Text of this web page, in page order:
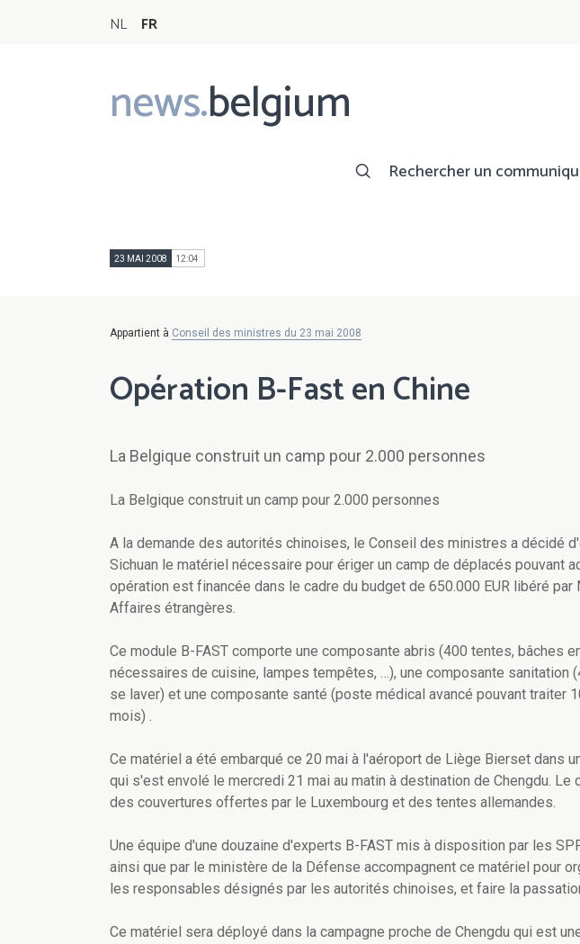
NL FR
news.belgium
Main
navigation
Rechercher un
23 MAI 2008 12:04
Appartient à Conseil des ministres du 23 mai 2008
Opération B-Fast en Chine
La Belgique construit un camp pour 2.000 personnes
La Belgique construit un camp pour 2.000 personnes
A la demande des autorités chinoises, le Conseil des ministres a décidé
Sichuan le matériel nécessaire pour ériger un camp de déplacés pouvant
opération est financée dans le cadre du budget de 650.000 EUR libéré par
Affaires étrangères.
Ce module B-FAST comporte une composante abris (400 tentes, bâches
nécessaires de cuisine, lampes tempêtes, …), une composante sanitation
se laver) et une composante santé (poste médical avancé pouvant traiter
mois) .
Ce matériel a été embarqué ce 20 mai à l'aéroport de Liège Bierset dans
qui s'est envolé le mercredi 21 mai au matin à destination de Chengdu. Le
des couvertures offertes par le Luxembourg et des tentes allemandes.
Une équipe d'une douzaine d'experts B-FAST mis à disposition par les
ainsi que par le ministère de la Défense accompagnent ce matériel pour
les responsables désignés par les autorités chinoises, et faire la
Ce matériel sera déployé dans la campagne proche de Chengdu qui est